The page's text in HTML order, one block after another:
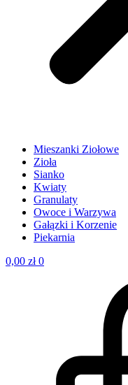
Mieszanki Ziołowe
Zioła
Sianko
Kwiaty
Granulaty
Owoce i Warzywa
Gałązki i Korzenie
Piekarnia
0,00 zł 0